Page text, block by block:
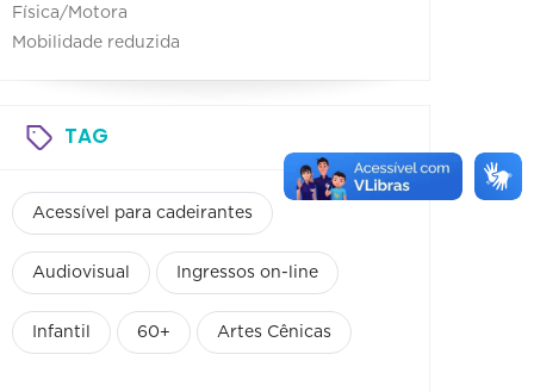
Física/Motora
Mobilidade reduzida
TAG
Acessível para cadeirantes
Audiovisual Ingressos on-line
Infantil 60+ Artes Cênicas